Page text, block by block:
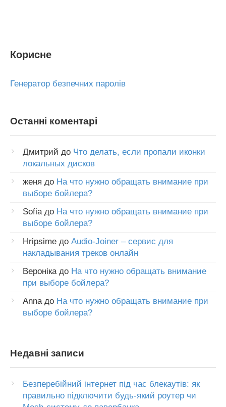
Корисне
Генератор безпечних паролів
Останні коментарі
Дмитрий до Что делать, если пропали иконки
локальных дисков
женя до На что нужно обращать внимание при
выборе бойлера?
Sofia до На что нужно обращать внимание при
выборе бойлера?
Hripsime до Audio-Joiner – сервис для
накладывания треков онлайн
Вероніка до На что нужно обращать внимание
при выборе бойлера?
Anna до На что нужно обращать внимание при
выборе бойлера?
Недавні записи
Безперебійний інтернет під час блекаутів: як
правильно підключити будь-який роутер чи